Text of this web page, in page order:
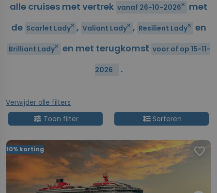
alle cruises met vertrek vanaf 26-10-2026close
met
de Scarlet Ladyclose , Valiant Ladyclose , Resilient Ladyclose en
Brilliant Ladyclose en met terugkomst voor of op 15-11-
2026
close
.
Verwijder alle filters
tune Toon filter format_line_spacingSorteren
10% korting favorite